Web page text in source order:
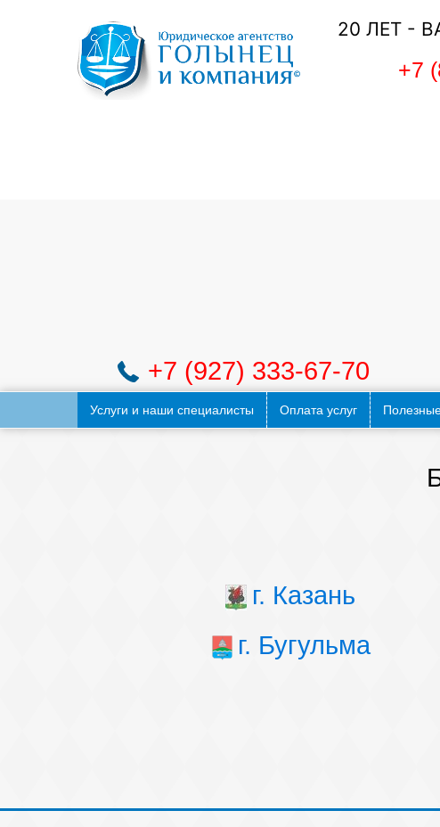
20 ЛЕТ -
+7
Услуги и наши специалисты Оплата услуг
+7 (927) 333-67-70
г. Казань
г. Бугульма